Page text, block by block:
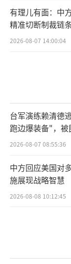
有理儿有面：中
精准切断制裁链
2026-08-07 14:00:04
台军演练赖清德
跑边爆装备"，
习状况频出引发关
2026-08-07 08:55:36
中方回应美国对
施展现战略智慧
2026-08-08 10:12:45